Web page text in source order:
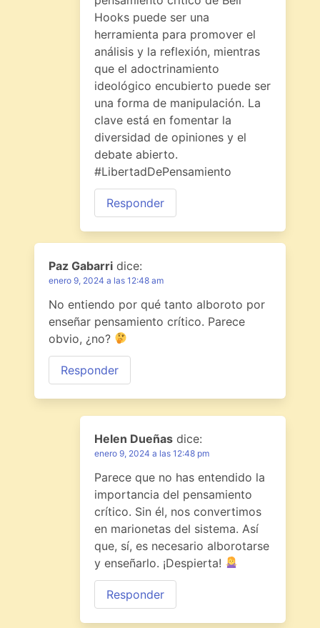
Hooks puede ser una
herramienta para promover el
análisis y la reflexión, mientras
que el adoctrinamiento
ideológico encubierto puede ser
una forma de manipulación. La
clave está en fomentar la
diversidad de opiniones y el
debate abierto.
#LibertadDePensamiento
Responder
Paz Gabarri dice:
enero 9, 2024 a las 12:48 am
No entiendo por qué tanto alboroto por
enseñar pensamiento crítico. Parece
obvio, ¿no?
Responder
Helen Dueñas dice:
enero 9, 2024 a las 12:48 pm
Parece que no has entendido la
importancia del pensamiento
crítico. Sin él, nos convertimos
en marionetas del sistema. Así
que, sí, es necesario alborotarse
y enseñarlo. ¡Despierta!
Responder